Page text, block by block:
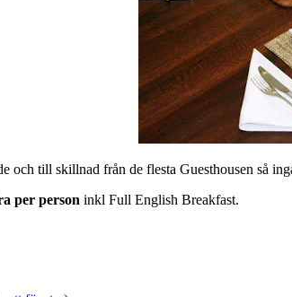
till skillnad från de flesta Guesthousen så
per person inkl Full English Breakfast.